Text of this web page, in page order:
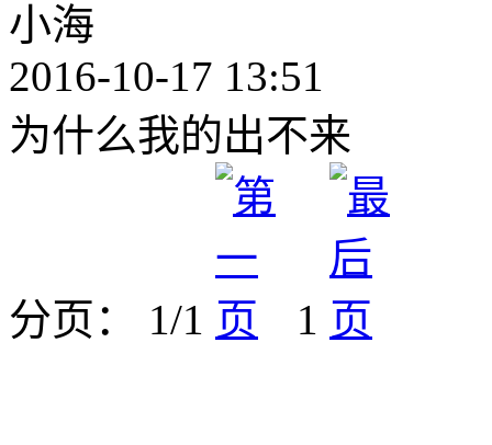
小海
2016-10-17 13:51
为什么我的出不来
分页： 1/1 1